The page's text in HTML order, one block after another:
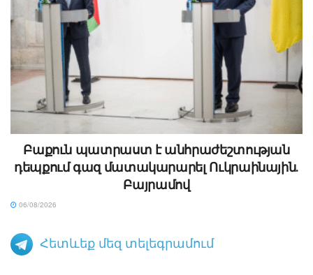
Բաքուն պատրաստ է անհրաժեշտության
դեպքում գազ մատակարարել Ուկրաինային․
Բայրամով
06/08/2026
Հետևեք մեզ տելեգրամում